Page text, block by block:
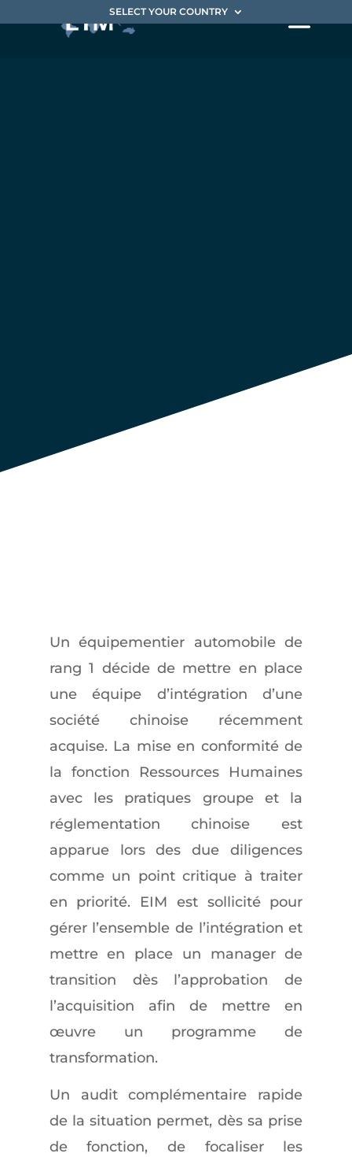
SELECT YOUR COUNTRY
complète
de la
fonction
Un équipementier automobile de
rang 1 décide de mettre en place
une équipe d’intégration d’une
société chinoise récemment
acquise. La mise en conformité de
la fonction Ressources Humaines
avec les pratiques groupe et la
réglementation chinoise est
apparue lors des due diligences
comme un point critique à traiter
en priorité. EIM est sollicité pour
gérer l’ensemble de l’intégration et
mettre en place un manager de
transition dès l’approbation de
l’acquisition afin de mettre en
œuvre un programme de
transformation.
Un audit complémentaire rapide
de la situation permet, dès sa prise
de fonction, de focaliser les